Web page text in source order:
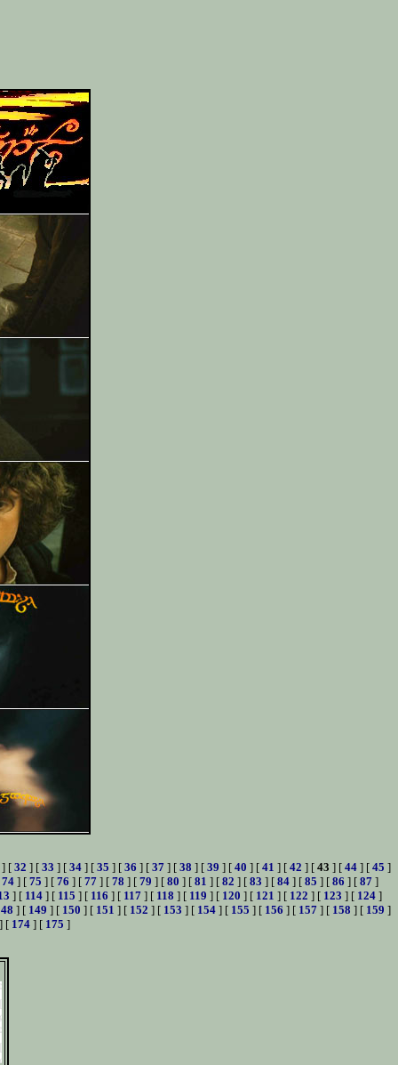
] [ 32 ] [ 33 ] [ 34 ] [ 35 ] [ 36 ] [ 37 ] [ 38 ] [ 39 ] [ 40 ] [ 41 ] [ 42 ] [ 43 ] [ 44 ] [ 45 ]
74] [ 75 ] [ 76 ] [ 77] [ 78 ] [ 79 ] [ 80 ] [ 81 ] [ 82 ] [ 83 ] [ 84] [ 85 ] [ 86 ] [ 87]
] [ 114 ] [ 115 ] [ 116 ] [ 117 ] [ 118 ] [ 119 ] [ 120 ] [ 121 ] [ 122 ] [ 123 ] [ 124 ]
] [ 149 ] [ 150 ] [ 151 ] [ 152 ] [ 153 ] [ 154] [ 155 ] [ 156 ] [ 157] [ 158 ] [ 159 ]
[ 174] [ 175 ]